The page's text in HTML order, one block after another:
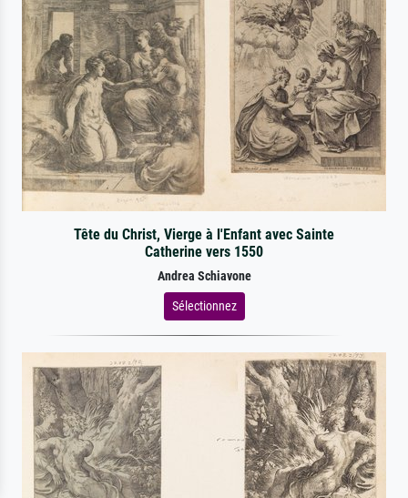
Tête du Christ, Vierge à l'Enfant avec Sainte
Catherine vers 1550
Andrea Schiavone
Sélectionnez